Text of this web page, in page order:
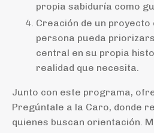
propia sabiduría como
Creación de un proyecto
persona pueda
central en su propia
realidad que necesita.
Junto con este programa,
Pregúntale a la Caro, donde
quienes buscan orientación.